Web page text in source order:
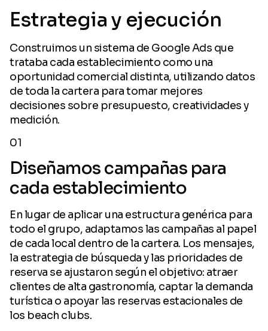
Estrategia y ejecución
Construimos un sistema de Google Ads que
trataba cada establecimiento como una
oportunidad comercial distinta, utilizando datos
de toda la cartera para tomar mejores
decisiones sobre presupuesto, creatividades y
medición.
01
Diseñamos campañas para
cada establecimiento
En lugar de aplicar una estructura genérica para
todo el grupo, adaptamos las campañas al papel
de cada local dentro de la cartera. Los mensajes,
la estrategia de búsqueda y las prioridades de
reserva se ajustaron según el objetivo: atraer
clientes de alta gastronomía, captar la demanda
turística o apoyar las reservas estacionales de
los beach clubs.